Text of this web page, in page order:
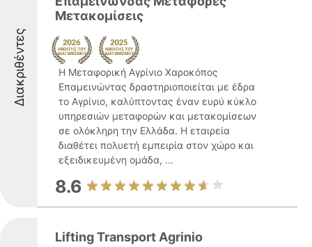
Διακριθέντες
Μετακομίσεις
Η Μεταφορική Αγρίνιο Χαροκόπος
Επαμεινώντας δραστηριοποιείται με έδρα
το Αγρίνιο, καλύπτοντας έναν ευρύ κύκλο
υπηρεσιών μεταφορών και μετακομίσεων
σε ολόκληρη την Ελλάδα. Η εταιρεία
διαθέτει πολυετή εμπειρία στον χώρο και
εξειδικευμένη ομάδα, ...
8.6
Lifting Transport Agrinio